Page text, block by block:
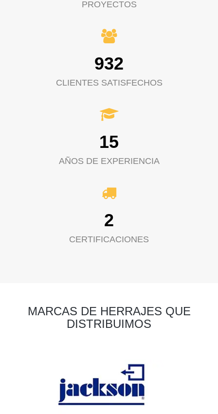
PROYECTOS
932
CLIENTES SATISFECHOS
15
AÑOS DE EXPERIENCIA
2
CERTIFICACIONES
MARCAS DE HERRAJES QUE
DISTRIBUIMOS